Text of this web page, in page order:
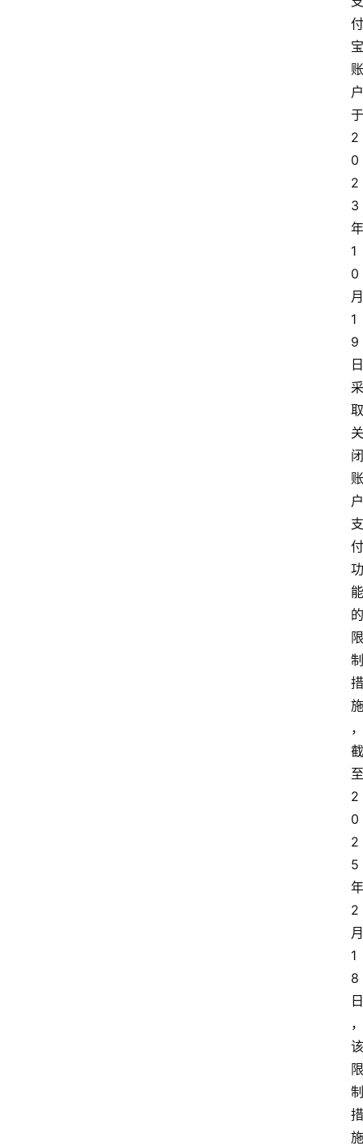
付
宝
账
户
于
2
0
2
3
年
1
0
月
1
9
日
采
取
关
闭
账
户
支
付
功
能
的
限
制
措
施
，
截
至
2
0
2
5
年
2
月
1
8
日
，
该
限
制
措
施